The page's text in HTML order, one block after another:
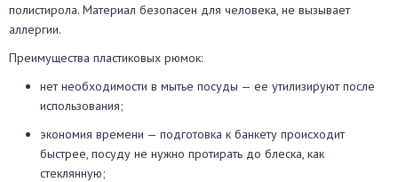
полистирола. Материал безопасен для человека, не вызывает
аллергии.
Преимущества пластиковых рюмок:
нет необходимости в мытье посуды — ее утилизируют после
использования;
экономия времени — подготовка к банкету происходит
быстрее, посуду не нужно протирать до блеска, как
стеклянную;